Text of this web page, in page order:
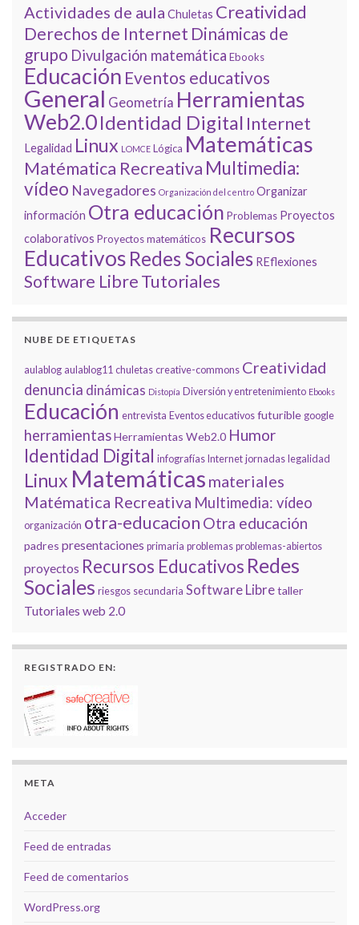
Actividades de aula Chuletas Creatividad
Derechos de Internet Dinámicas de
grupo Divulgación matemática Ebooks
Educación Eventos educativos
General Geometría Herramientas
Web2.0Identidad Digital Internet
Legalidad Linux LOMCE Lógica Matemáticas
Matématica Recreativa Multimedia:
vídeo Navegadores Organización del centro Organizar
información Otra educación Problemas Proyectos
colaborativos Proyectos matemáticos Recursos
Educativos Redes Sociales REflexiones
Software LibreTutoriales
NUBE DE ETIQUETAS
aulablog aulablog11 chuletas creative-commons Creatividad
denuncia dinámicas Distopía Diversión y entretenimiento Ebooks
Educación entrevista Eventos educativos futurible google
herramientasHerramientas Web2.0 Humor
Identidad Digital infografías Internet jornadas legalidad
Linux Matemáticas materiales
Matématica Recreativa Multimedia: vídeo
organización otra-educacion Otra educación
padres presentaciones primaria problemas problemas-abiertos
proyectos Recursos Educativos Redes
Sociales riesgos secundaria Software Libretaller
Tutoriales web 2.0
REGISTRADO EN:
META
Acceder
Feed de entradas
Feed de comentarios
WordPress.org